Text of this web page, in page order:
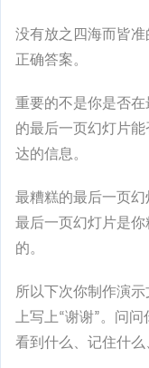
没有放之四海而皆
正确答案。
重要的不是你是否
的最后一页幻灯片
达的信息。
最糟糕的最后一页
最后一页幻灯片是
的。
所以下次你制作演
上写上“谢谢”。问
看到什么、记住什么